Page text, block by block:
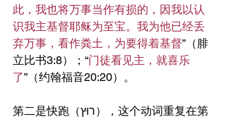
此，我也将万事当作有损的，因我以认
识我主基督耶稣为至宝。我为他已经丢
弃万事，看作粪土，为要得着基督”（腓
立比书3:8）；“门徒看见主，就喜乐
了”（约翰福音20:20）。
第二是快跑（רוּץ），这个动词重复在第